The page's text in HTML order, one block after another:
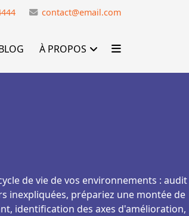
contact@email.com
À PROPOS
de vie de vos environnements : audit
inexpliquées, prépariez une montée de
identification des axes d'amélioration,